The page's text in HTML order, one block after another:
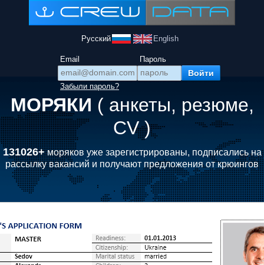
Русский English
Email Пароль
Забыли пароль?
МОРЯКИ ( анкеты, резюме,
CV )
131026+моряков уже зарегистрированы, подписались на
рассылку вакансий и получают предложения от крюингов